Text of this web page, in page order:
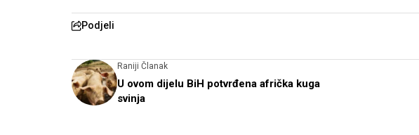
Podjeli
Raniji Članak
U ovom dijelu BiH potvrđena afrička kuga
svinja